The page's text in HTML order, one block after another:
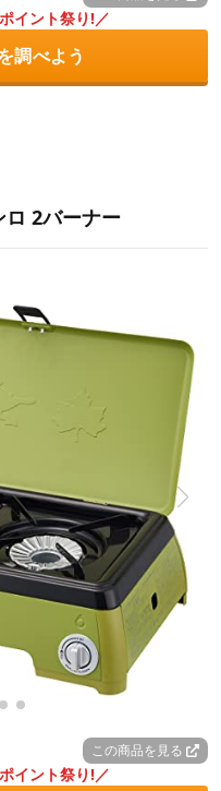
イント祭り!／
調べよう
2バーナー
この商品を見る
イント祭り!／